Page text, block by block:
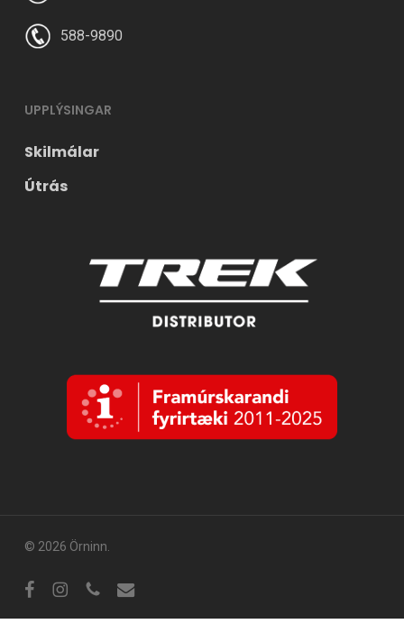
588-9890
UPPLÝSINGAR
Skilmálar
Útrás
© 2026 Örninn.
FacebookInstagram
sími tölvupóstur